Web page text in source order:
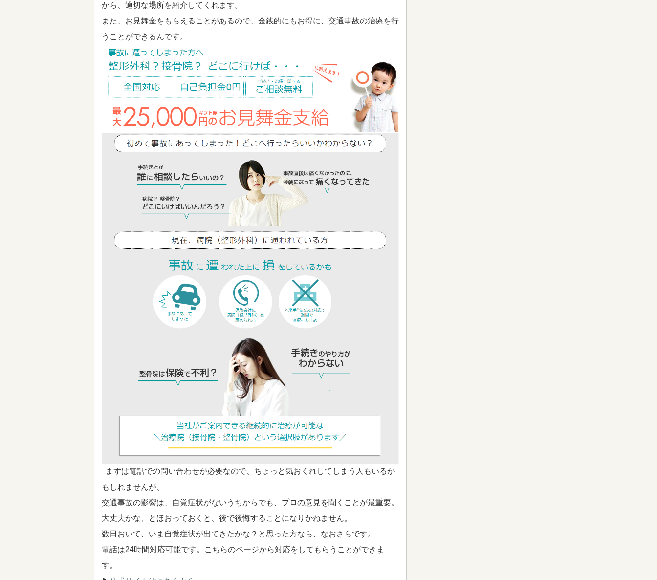
から、適切な場所を紹介してくれます。
また、お見舞金をもらえることがあるので、金銭的にもお得に、交通事故の治療を行
うことができるんです。
まずは電話での問い合わせが必要なので、ちょっと気おくれしてしまう人もいるか
もしれませんが、
交通事故の影響は、自覚症状がないうちからでも、プロの意見を聞くことが最重要。
大丈夫かな、とほおっておくと、後で後悔することになりかねません。
数日おいて、いま自覚症状が出てきたかな？と思った方なら、なおさらです。
電話は24時間対応可能です。こちらのページから対応をしてもらうことができま
す。